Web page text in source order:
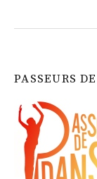
PASSEURS